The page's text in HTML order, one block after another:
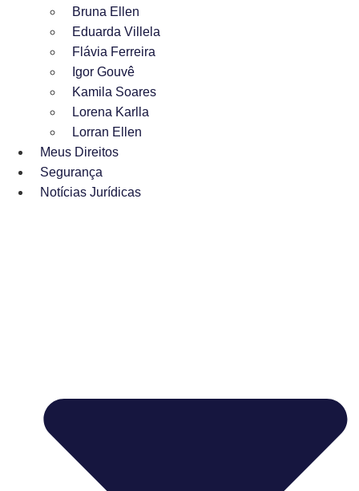
Bruna Ellen
Eduarda Villela
Flávia Ferreira
Igor Gouvê
Kamila Soares
Lorena Karlla
Lorran Ellen
Meus Direitos
Segurança
Notícias Jurídicas